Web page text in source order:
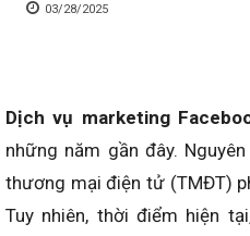
03/28/2025
Dịch vụ marketing
những năm gần đây.
thương mại điện tử (TMĐT)
Tuy nhiên, thời điểm hiện